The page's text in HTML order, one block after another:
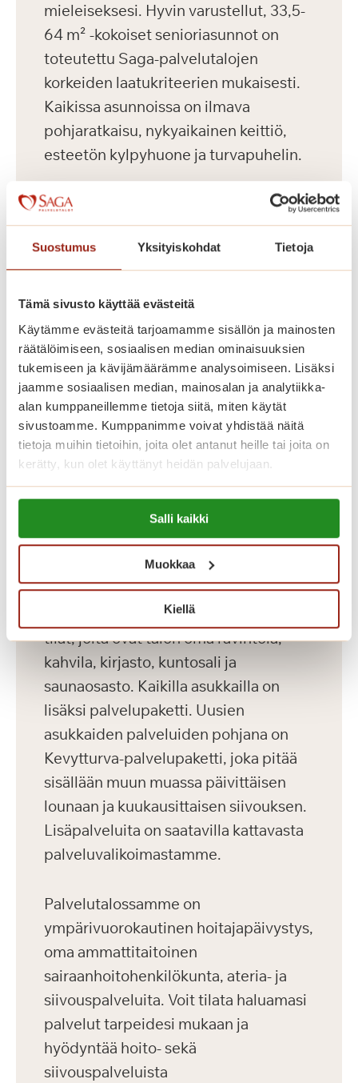
Suostumus Yksityiskohdat Tietoja
Tämä sivusto käyttää evästeitä
Käytämme evästeitä tarjoamamme sisällön ja mainosten
räätälöimiseen, sosiaalisen median ominaisuuksien
tukemiseen ja kävijämäärämme analysoimiseen. Lisäksi
jaamme sosiaalisen median, mainosalan ja analytiikka-
alan kumppaneillemme tietoja siitä, miten käytät
sivustoamme. Kumppanimme voivat yhdistää näitä
tietoja muihin tietoihin, joita olet antanut heille tai joita on
kerätty, kun olet käyttänyt heidän palvelujaan.
Lue lisää evästeistä:
https://sagacare.fi/evasteet/
Salli kaikki
Muokkaa
Kiellä
mieleiseksesi. Hyvin varustellut, 33,5-
64 m² -kokoiset senioriasunnot on
toteutettu Saga-palvelutalojen
korkeiden laatukriteerien mukaisesti.
Kaikissa asunnoissa on ilmava
pohjaratkaisu, nykyaikainen keittiö,
esteetön kylpyhuone ja turvapuhelin.
Palvelutalon asukkaiden vesimaksu on
26 euroa kuukaudessa ja sähkö
veloitetaan kulutuksen perusteella.
Asukkailla on mahdollisuus vuokrata
autopaikka 75 euron kuukausihintaan.
Saga Helapuiston asukasvalinnoissa
noudatetaan Asumisen rahoitus- ja
kehittämiskeskuksen (ARA) ohjeita.
Katso vapaat senioriasunnot
Koti palveluiden keskellä
Saga Helapuistossa kotisi on
palveluiden keskellä. Asumiskuluun
sisältyy asunnon vuokra sekä yhteiset
tilat, joita ovat talon oma ravintola,
kahvila, kirjasto, kuntosali ja
saunaosasto. Kaikilla asukkailla on
lisäksi palvelupaketti. Uusien
asukkaiden palveluiden pohjana on
Kevytturva-palvelupaketti, joka pitää
sisällään muun muassa päivittäisen
lounaan ja kuukausittaisen siivouksen.
Lisäpalveluita on saatavilla kattavasta
palveluvalikoimastamme.
Palvelutalossamme on
ympärivuorokautinen hoitajapäivystys,
oma ammattitaitoinen
sairaanhoitohenkilökunta, ateria- ja
siivouspalveluita. Voit tilata haluamasi
palvelut tarpeidesi mukaan ja
hyödyntää hoito- sekä
siivouspalveluista